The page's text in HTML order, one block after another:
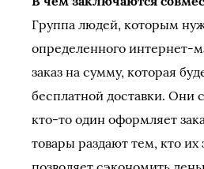
Группа людей, которым
определенного интернет-
заказ на сумму, которая
бесплатной доставки. Они
кто-то один оформляет
товары раздают тем, кто их